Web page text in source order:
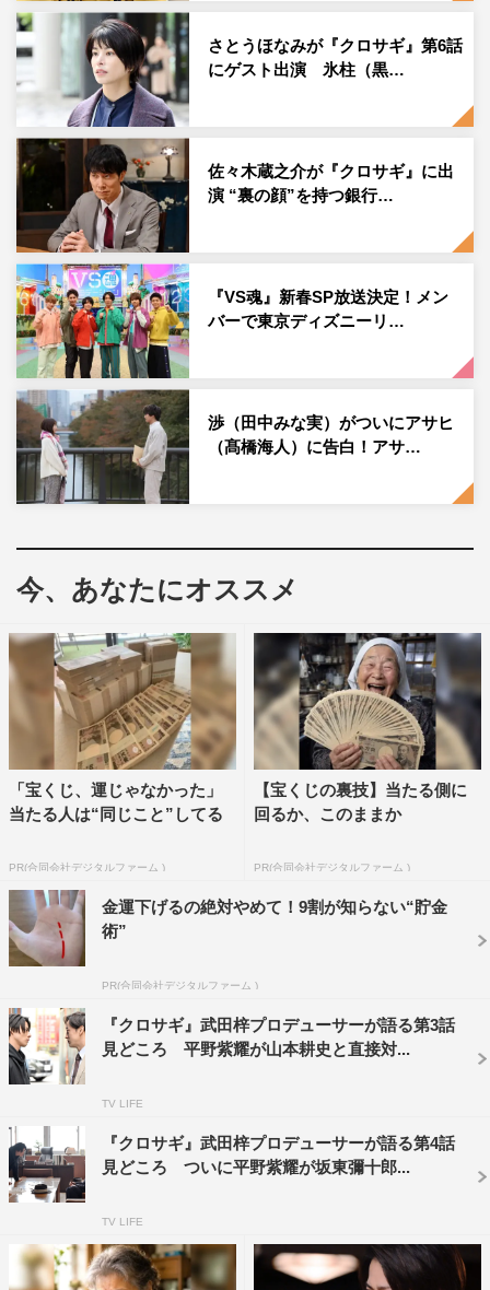
武田梓プロデューサー コメント
◆第6話の見どころは？
中国から帰ってきた黒崎が何を思って生きていくのか。そ
して、黒崎にとって氷柱がどういう存在になっていくの
か。さまざまな新展開が巻き起こる第6話です。
黒崎VS氷柱のバトルが勃発!?からの、氷柱と協力して詐
欺師を追い詰める2人の共闘も見どころです
その中で黒崎と氷柱が初デート（!?）をするのですが、普
通の日常会話を楽しんだり、今まで見たことないような2
人の雰囲気がかなり新鮮です。そして、氷柱のダンスにも
ご注目ください。
◆注目ポイントはどこでしょうか？
6話は身近な詐欺、そしてあるあるネタが多い回でもあり
ったバイトや、今かなり横行しているマンション投資詐欺
など、プロの詐欺師じゃなくても、誰もが簡単に詐欺の片
◆撮影時のこぼれ話を教えてください。
黒崎と白石（山本耕史）のカフェのシーンにて。白石があ
るマジックを披露する場面があるのですが、それは山本耕
史さんがリハーサルの前に遊びでやっていた姿を監督が見
て本番でも採用された形になりました。
『クロサギ』第6話予告動画
King ＆ Prince TVLIFE クロサギ
平野紫耀
さとうほなみが『クロサギ』第6話
にゲスト出演 氷柱（黒…
佐々木蔵之介が『クロサギ』に出
演 “裏の顔”を持つ銀行…
『VS魂』新春SP放送決定！メン
バーで東京ディズニーリ…
渉（田中みな実）がついにアサヒ
（髙橋海人）に告白！アサ…
今、あなたにオススメ
「宝くじ、運じゃなかった」
当たる人は“同じこと”してる
PR(合同会社デジタルファーム )
【宝くじの裏技】当たる側に
回るか、このままか
PR(合同会社デジタルファーム )
金運下げるの絶対やめて！9割が知らない“貯金
術”
PR(合同会社デジタルファーム )
『クロサギ』武田梓プロデューサーが語る第3話
見どころ 平野紫耀が山本耕史と直接対...
TV LIFE
『クロサギ』武田梓プロデューサーが語る第4話
見どころ ついに平野紫耀が坂東彌十郎...
TV LIFE